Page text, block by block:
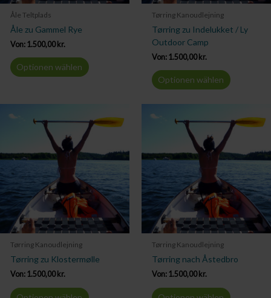
Åle Teltplads
Åle zu Gammel Rye
Von: 1.500,00 kr.
Optionen wählen
Tørring Kanoudlejning
Tørring zu Indelukket / Ly
Outdoor Camp
Von: 1.500,00 kr.
Optionen wählen
Tørring Kanoudlejning
Tørring zu Klostermølle
Von: 1.500,00 kr.
Tørring Kanoudlejning
Tørring nach Åstedbro
Von: 1.500,00 kr.